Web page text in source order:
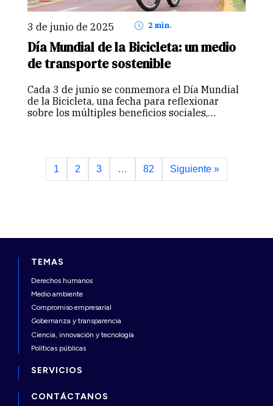
3 de junio de 2025 2 min.
Día Mundial de la Bicicleta: un medio
de transporte sostenible
Cada 3 de junio se conmemora el Día Mundial
de la Bicicleta, una fecha para reflexionar
sobre los múltiples beneficios sociales,
1 2 3 … 82 Siguiente »
TEMAS
Derechos humanos
Medio ambiente
Compromiso empresarial
Gobernanza y transparencia
Ciencia, innovación y tecnología
Políticas públicas
SERVICIOS
CONTÁCTANOS